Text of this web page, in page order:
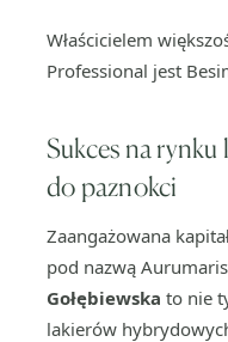
Właścicielem
Professional jest
Sukces na
do paznokci
Zaangażowana
pod nazwą
Gołębiewska to nie
lakierów